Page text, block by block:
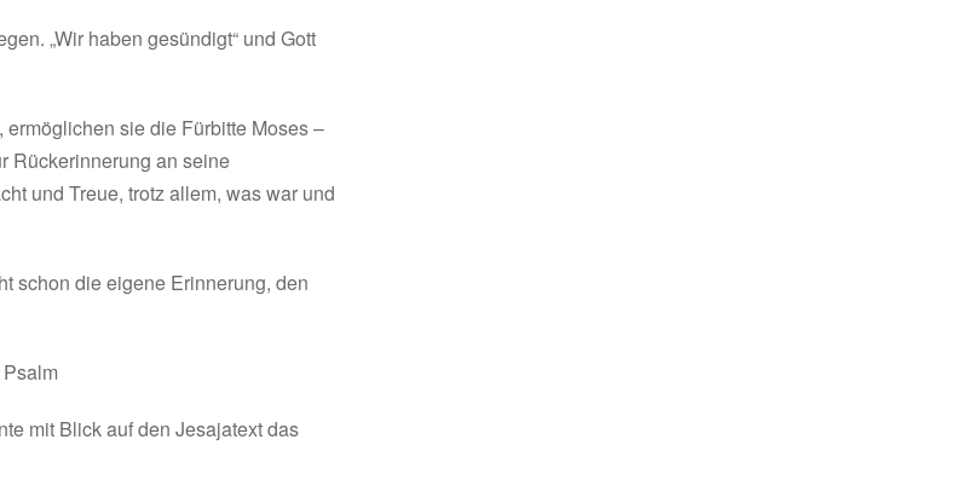
„Wir haben gesündigt“ und Gott
sie die Fürbitte Moses –
Rückerinnerung an seine
und Treue, trotz allem, was war und
schon die eigene Erinnerung, den
mit Blick auf den Jesajatext das